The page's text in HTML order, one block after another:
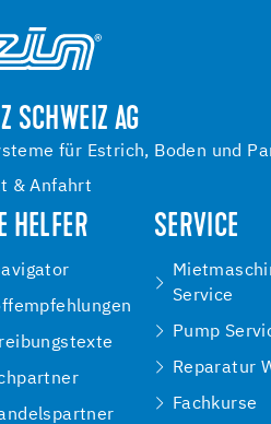
SCHWEIZ AG
für Estrich, Boden und
& Anfahrt
HELFER SERVICE
Service
Pump
Reparatur
Fachkurse